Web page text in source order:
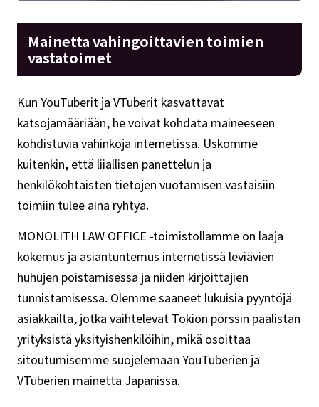
Mainetta vahingoittavien toimien
vastatoimet
Kun YouTuberit ja VTuberit kasvattavat
katsojamääriään, he voivat kohdata maineeseen
kohdistuvia vahinkoja internetissä. Uskomme
kuitenkin, että liiallisen panettelun ja
henkilökohtaisten tietojen vuotamisen vastaisiin
toimiin tulee aina ryhtyä.
MONOLITH LAW OFFICE -toimistollamme on laaja
kokemus ja asiantuntemus internetissä leviävien
huhujen poistamisessa ja niiden kirjoittajien
tunnistamisessa. Olemme saaneet lukuisia pyyntöjä
asiakkailta, jotka vaihtelevat Tokion pörssin päälistan
yrityksistä yksityishenkilöihin, mikä osoittaa
sitoutumisemme suojelemaan YouTuberien ja
VTuberien mainetta Japanissa.